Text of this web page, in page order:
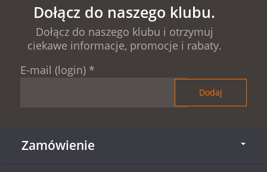
Dołącz do naszego klubu.
Dołącz do naszego klubu i otrzymuj
ciekawe informacje, promocje i rabaty.
E-mail (login) *
Zamówienie